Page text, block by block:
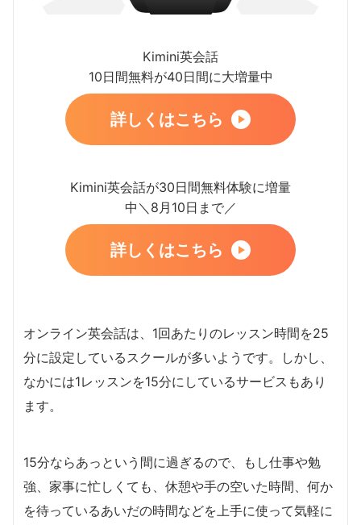
Kimini英会話
10日間無料が40日間に大増量中
詳しくはこちら
Kimini英会話が30日間無料体験に増量
中＼8月10日まで／
詳しくはこちら
オンライン英会話は、1回あたりのレッスン時間を25
分に設定しているスクールが多いようです。しかし、
なかには1レッスンを15分にしているサービスもあり
ます。
15分ならあっという間に過ぎるので、もし仕事や勉
強、家事に忙しくても、休憩や手の空いた時間、何か
を待っているあいだの時間などを上手に使って気軽に